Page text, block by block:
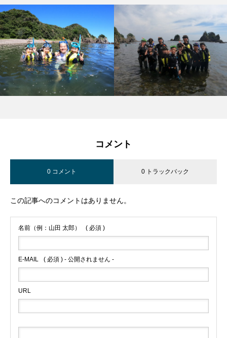
コメント
0 コメント 0 トラックバック
この記事へのコメントはありません。
名前（例：山田 太郎） ( 必須 )
E-MAIL ( 必須 ) - 公開されません -
URL